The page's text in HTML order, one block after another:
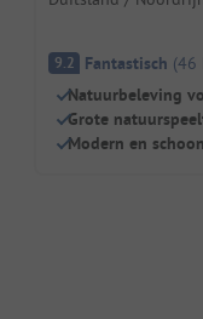
9.2 Fantastisch (46
Natuurbeleving
Grote
Modern en